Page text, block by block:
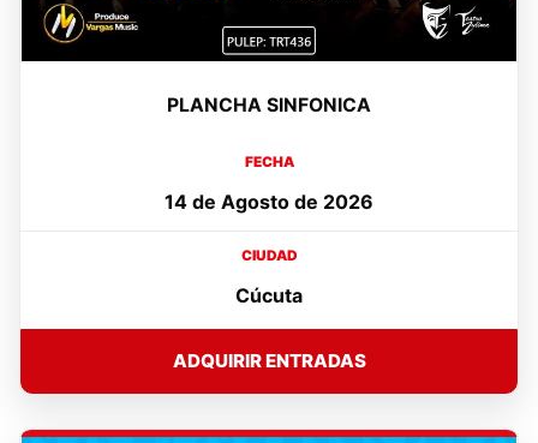
PLANCHA SINFONICA
FECHA
14 de Agosto de 2026
CIUDAD
Cúcuta
ADQUIRIR ENTRADAS